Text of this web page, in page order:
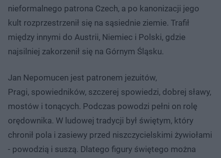
nieformalnego patrona Czech, a po kanonizacji jego
kult rozprzestrzenił się na sąsiednie ziemie. Trafił
między innymi do Austrii, Niemiec i Polski, gdzie
najsilniej zakorzenił się na Górnym Śląsku.
Jan Nepomucen jest patronem jezuitów,
Pragi, spowiedników, szczerej spowiedzi, dobrej sławy,
mostów i tonących. Podczas powodzi pełni on rolę
orędownika. W ludowej tradycji był świętym, który
chronił pola i zasiewy przed niszczycielskimi żywiołami
- powodzią i suszą. Dlatego figury świętego można